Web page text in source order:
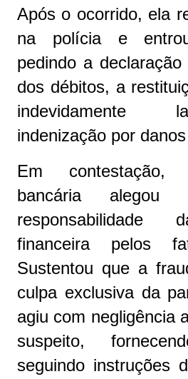
Após o ocorrido, ela
na polícia e
pedindo a
dos débitos, a
indevidamente
indenização por
Em contestação,
bancária alegou
responsabilidade
financeira pelos
Sustentou que a
culpa exclusiva da
agiu com negligência
suspeito,
seguindo instruções